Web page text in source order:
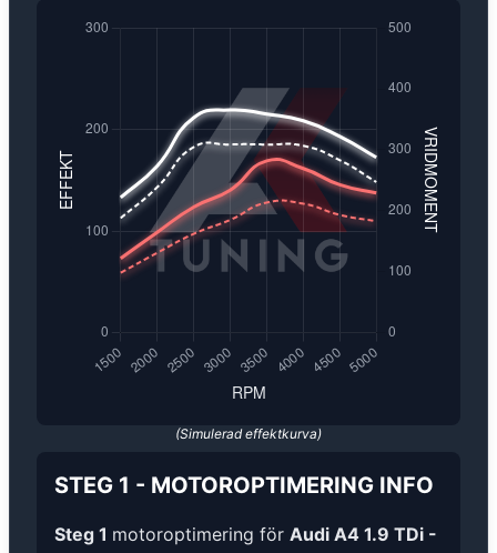
(Simulerad effektkurva)
STEG 1 - MOTOROPTIMERING INFO
Steg 1 motoroptimering för Audi A4 1.9 TDi -